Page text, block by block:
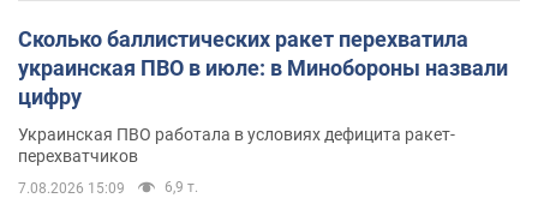
Сколько баллистических ракет перехватила
украинская ПВО в июле: в Минобороны назвали
цифру
Украинская ПВО работала в условиях дефицита ракет-
перехватчиков
7.08.2026 15:09 6,9 т.